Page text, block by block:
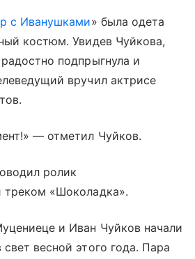
с Иванушками» была одета
костюм. Увидев Чуйкова,
подпрыгнула и
вручил актрисе
— отметил Чуйков.
ролик
треком «Шоколадка».
и Иван Чуйков начали
весной этого года. Пара